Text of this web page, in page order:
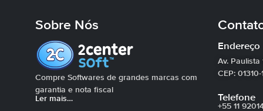
Sobre Nós
Compre Softwares de grandes marcas com
garantia e nota fiscal
Ler mais…
Endereço
Av. Paulista
CEP: 01310-
Telefone
+55 11